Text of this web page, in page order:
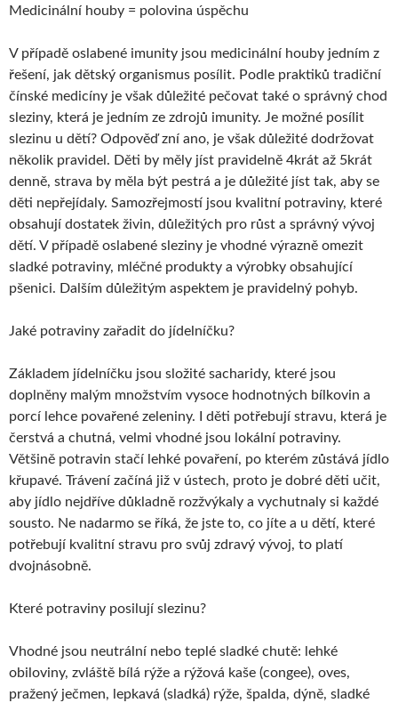
Medicinální houby = polovina úspěchu
V případě oslabené imunity jsou medicinální houby jedním z
řešení, jak dětský organismus posílit. Podle praktiků tradiční
čínské medicíny je však důležité pečovat také o správný chod
sleziny, která je jedním ze zdrojů imunity. Je možné posílit
slezinu u dětí? Odpověď zní ano, je však důležité dodržovat
několik pravidel. Děti by měly jíst pravidelně 4krát až 5krát
denně, strava by měla být pestrá a je důležité jíst tak, aby se
děti nepřejídaly. Samozřejmostí jsou kvalitní potraviny, které
obsahují dostatek živin, důležitých pro růst a správný vývoj
dětí. V případě oslabené sleziny je vhodné výrazně omezit
sladké potraviny, mléčné produkty a výrobky obsahující
pšenici. Dalším důležitým aspektem je pravidelný pohyb.
Jaké potraviny zařadit do jídelníčku?
Základem jídelníčku jsou složité sacharidy, které jsou
doplněny malým množstvím vysoce hodnotných bílkovin a
porcí lehce povařené zeleniny. I děti potřebují stravu, která je
čerstvá a chutná, velmi vhodné jsou lokální potraviny.
Většině potravin stačí lehké povaření, po kterém zůstává jídlo
křupavé. Trávení začíná již v ústech, proto je dobré děti učit,
aby jídlo nejdříve důkladně rozžvýkaly a vychutnaly si každé
sousto. Ne nadarmo se říká, že jste to, co jíte a u dětí, které
potřebují kvalitní stravu pro svůj zdravý vývoj, to platí
dvojnásobně.
Které potraviny posilují slezinu?
Vhodné jsou neutrální nebo teplé sladké chutě: lehké
obiloviny, zvláště bílá rýže a rýžová kaše (congee), oves,
pražený ječmen, lepkavá (sladká) rýže, špalda, dýně, sladké